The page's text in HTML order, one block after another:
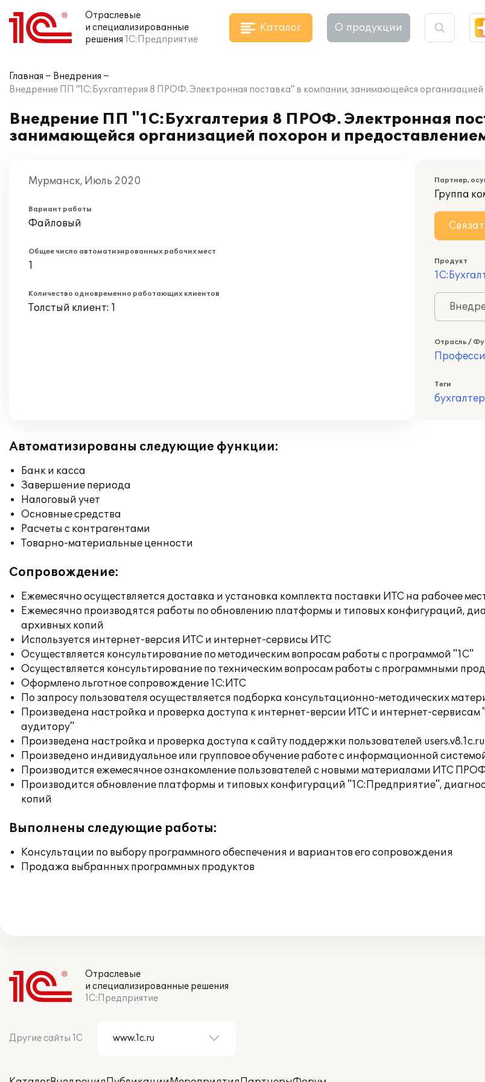
Отраслевые
и специализированные
решения 1С:Предприятие
Каталог О продукции
Главная
Внедрения
Внедрение ПП "1С:Бухгалтерия 8 ПРОФ. Электронная поставка" в компании, занимающейся организацией
Внедрение ПП "1С:Бухгалтерия 8 ПРОФ. Электронная
занимающейся организацией похорон и
Мурманск, Июль 2020
Вариант работы
Файловый
Общее число автоматизированных рабочих мест
1
Количество одновременно работающих клиентов
Толстый клиент: 1
Партнер,
Группа
Продукт
Отрасль /
Теги
Автоматизированы следующие функции:
Банк и касса
Завершение периода
Налоговый учет
Основные средства
Расчеты с контрагентами
Товарно-материальные ценности
Сопровождение:
Ежемесячно осуществляется доставка и установка комплекта поставки ИТС на рабочее
Ежемесячно производятся работы по обновлению платформы и типовых конфигураций,
архивных копий
Используется интернет-версия ИТС и интернет-сервисы ИТС
Осуществляется консультирование по методическим вопросам работы с программой "1С"
Осуществляется консультирование по техническим вопросам работы с программными
Оформлено льготное сопровождение 1С:ИТС
По запросу пользователя осуществляется подборка консультационно-методических
Произведена настройка и проверка доступа к интернет-версии ИТС и интернет-
аудитору"
Произведена настройка и проверка доступа к сайту поддержки пользователей users.v8.1c.ru
Произведено индивидуальное или групповое обучение работе с информационной
Производится ежемесячное ознакомление пользователей с новыми материалами ИТС
Производится обновление платформы и типовых конфигураций "1С:Предприятие",
копий
Выполнены следующие работы:
Консультации по выбору программного обеспечения и вариантов его сопровождения
Продажа выбранных программных продуктов
Отраслевые
и специализированные решения
1С:Предприятие
Другие сайты 1С